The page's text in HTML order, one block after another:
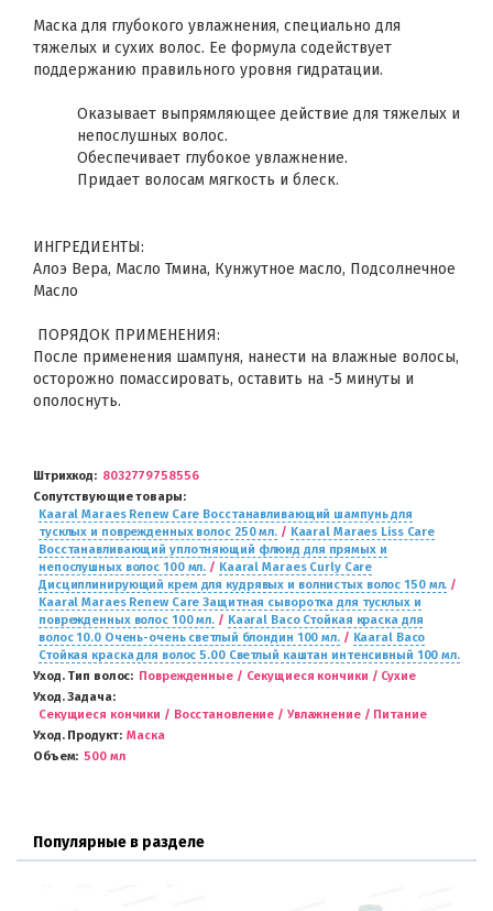
Маска для глубокого увлажнения, специально для
тяжелых и сухих волос. Ее формула содействует
поддержанию правильного уровня гидратации.
Оказывает выпрямляющее действие для тяжелых и
непослушных волос.
Обеспечивает глубокое увлажнение.
Придает волосам мягкость и блеск.
ИНГРЕДИЕНТЫ:
Алоэ Bера, Масло Тмина, Кунжутное масло, Подсолнечное
Mасло
ПОРЯДОК ПРИМЕНЕНИЯ:
После применения шампуня, нанести на влажные волосы,
осторожно помассировать, оставить на -5 минуты и
ополоснуть.
Штрихкод
8032779758556
Сопутствующие товары
Kaaral Maraes Renew Care Восстанавливающий шампунь для
тусклых и поврежденных волос 250 мл./ Kaaral Maraes Liss Care
Восстанавливающий уплотняющий флюид для прямых и
непослушных волос 100 мл. / Kaaral Maraes Curly Care
Дисциплинирующий крем для кудрявых и волнистых волос 150 мл. /
Kaaral Maraes Renew Care Защитная сыворотка для тусклых и
поврежденных волос 100 мл. / Kaaral Baco Стойкая краска для
волос 10.0 Очень-очень светлый блондин 100 мл./ Kaaral Baco
Стойкая краска для волос 5.00 Светлый каштан интенсивный 100 мл.
Уход. Тип волос
Поврежденные / Секущиеся кончики / Сухие
Уход. Задача
Секущиеся кончики / Восстановление / Увлажнение / Питание
Уход. Продукт
Маска
Объем
500 мл
Популярные в разделе